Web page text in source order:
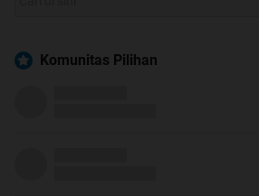
Komunitas Pilihan